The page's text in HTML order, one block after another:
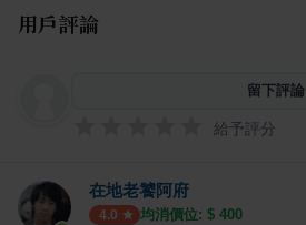
用戶評論
留下評論
給予評分
在地老饕阿府
4.0 均消價位: $ 400